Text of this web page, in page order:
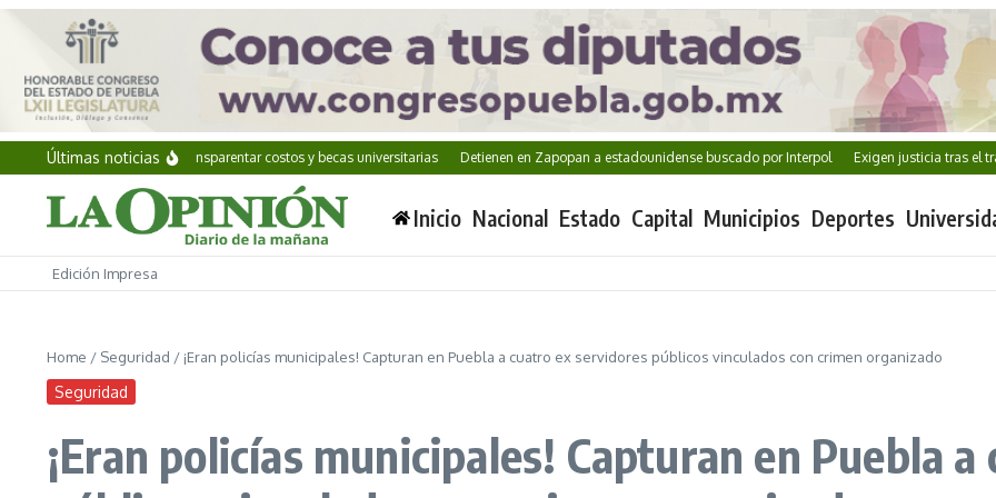
Saltar al contenido
Últimas noticias
Iniciativa busca transparentar costos y becas universitarias Detienen en Zapopan a estadounidense buscado por Interpol Exigen justicia tras el
Inicio Nacional Estado Capital Municipios Deportes
Edición Impresa
Home / Seguridad / ¡Eran policías municipales! Capturan en Puebla a cuatro ex servidores públicos vinculados con crimen organizado
Seguridad
¡Eran policías municipales! Capturan en Puebla